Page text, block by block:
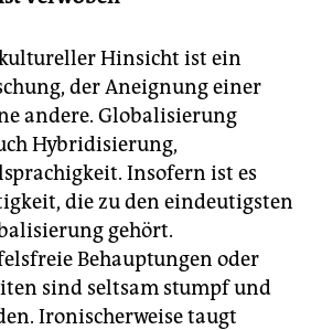
Hinsicht ist ein
der Aneignung einer
andere. Globalisierung
Hybridisierung,
Insofern ist es
die zu den eindeutigsten
gehört.
Behauptungen oder
sind seltsam stumpf und
Ironischerweise taugt